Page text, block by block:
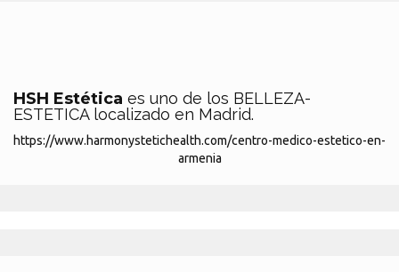
HSH Estética es uno de los BELLEZA-
ESTETICA localizado en Madrid.
https://www.harmonystetichealth.com/centro-medico-estetico-en-
armenia